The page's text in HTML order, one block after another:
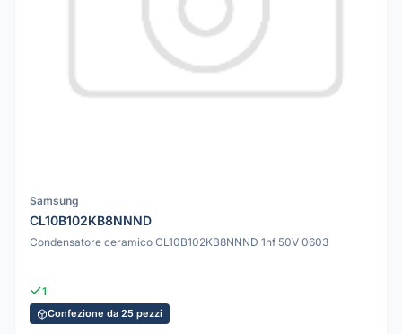
Samsung
CL10B102KB8NNND
Condensatore ceramico CL10B102KB8NNND 1nf 50V 0603
1
Confezione da 25 pezzi